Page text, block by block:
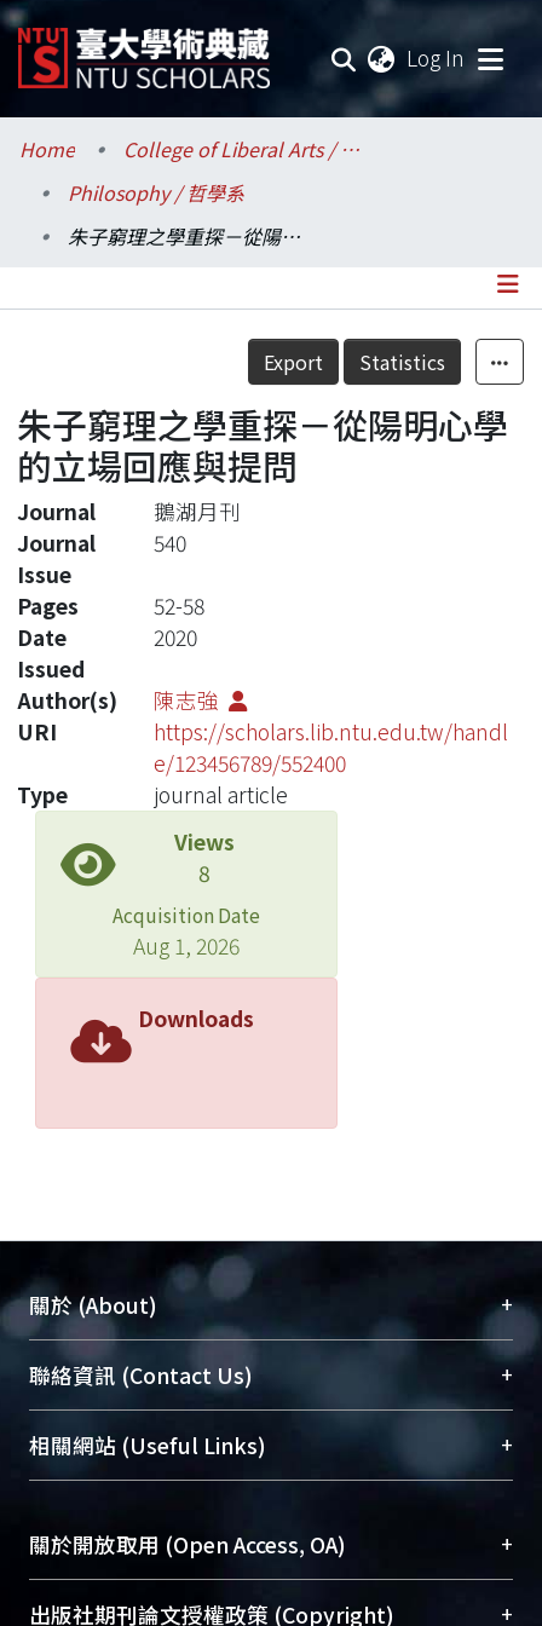
Log In
Communities & Collections
Research Outputs
Statistics
Home
College of Liberal Arts / 文學院
Philosophy / 哲學系
朱子窮理之學重探－從陽明心學的立場回應與提問
Details
Export Statistics
朱子窮理之學重探－從陽明心學
的立場回應與提問
Journal
鵝湖月刊
Journal
Issue
540
Pages
52-58
Date
Issued
2020
Author(s)
陳志強
URI
https://scholars.lib.ntu.edu.tw/handl
e/123456789/552400
Type
journal article
Views
8
Acquisition Date
Aug 1, 2026
Downloads
關於 (About) +
臺大位居世界頂尖大學之列，為永久珍藏及向國際
展現本校豐碩的研究成果及學術能量，圖書館整合
機構典藏（NTUR）與學術庫（AH）不同功能平
台，成為臺大學術典藏NTU scholars。期能整合研
究能量、促進交流合作、保存學術產出、推廣研究
成果。
To permanently archive and promote researcher
profiles and scholarly works, Library integrates the
聯絡資訊 (Contact Us) +
總館學科館員(Main Library)
醫學圖書館學科館員(Medical Library)
Sciences Library)
相關網站 (Useful Links) +
關於開放取用 (Open Access, OA) +
開放取用是從使用者角度提升資訊取用性的社會運
出版社期刊論文授權政策 (Copyright) +